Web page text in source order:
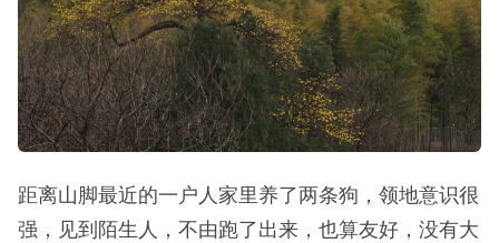
距离山脚最近的一户人家里养了两条狗，领地意识很
强，见到陌生人，不由跑了出来，也算友好，没有大